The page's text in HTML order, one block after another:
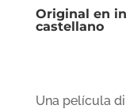
Original en
castellano
Una película